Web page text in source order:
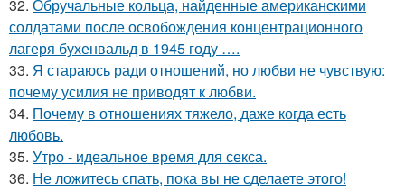
32. Обручальные кольца, найденные американскими
солдатами после освобождения концентрационного
лагеря бухенвальд в 1945 году ….
33. Я стараюсь ради отношений, но любви не чувствую:
почему усилия не приводят к любви.
34. Почему в отношениях тяжело, даже когда есть
любовь.
35. Утро - идеальное время для секса.
36. Не ложитесь спать, пока вы не сделаете этого!